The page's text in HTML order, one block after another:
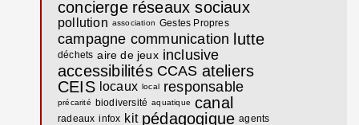
concierge réseaux sociaux
pollution association Gestes Propres
campagne communication lutte
déchets aire de jeux inclusive
accessibilités CCAS ateliers
CEIS locaux local responsable
précarité biodiversité aquatique canal
radeaux infox kit pédagogique agents